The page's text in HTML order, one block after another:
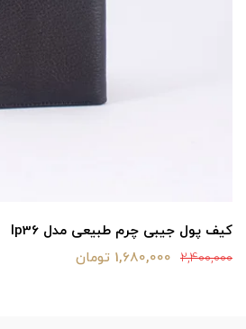
کیف پول جیبی چرم طبیعی مدل lp36
2,400,000 1,680,000 تومان